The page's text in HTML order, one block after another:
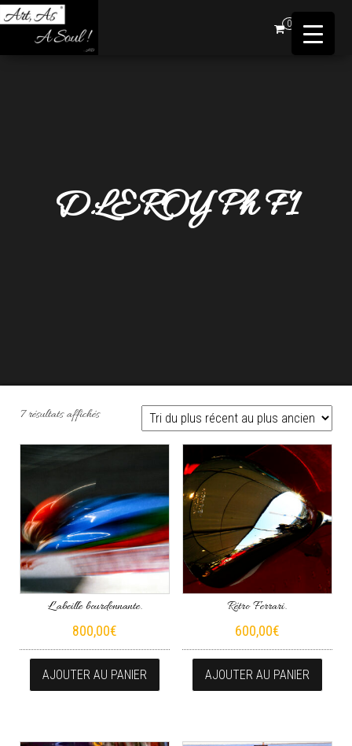
0
D.LEROY Ph F1
7 résultats affichésTrié du plus récent au plus ancien
L’abeille bourdonnante.
800,00€
AJOUTER AU PANIER
Rétro Ferrari.
600,00€
AJOUTER AU PANIER